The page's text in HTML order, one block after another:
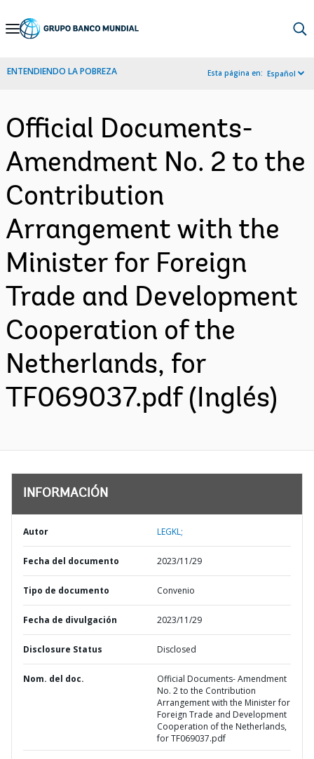
Skip
Navigation
ENTENDIENDO LA POBREZA Esta página en: Español
Official Documents-
Amendment No. 2 to the
Contribution
Arrangement with the
Minister for Foreign
Trade and Development
Cooperation of the
Netherlands, for
TF069037.pdf (Inglés)
INFORMACIÓN
Autor LEGKL;
Fecha del documento 2023/11/29
Tipo de documento Convenio
Fecha de divulgación 2023/11/29
Disclosure Status Disclosed
Nom. del doc.
Official Documents- Amendment
No. 2 to the Contribution
Arrangement with the Minister for
Foreign Trade and Development
Cooperation of the Netherlands,
for TF069037.pdf